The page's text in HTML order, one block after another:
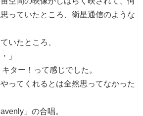
っていたところ、衛星通信のような
いたところ、
」
ター！って感じでした。
ってくれるとは全然思ってなかった
」の合唱。